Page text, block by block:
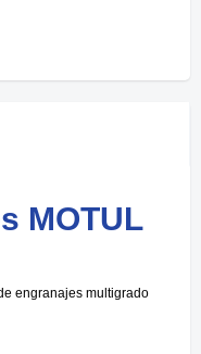
MOTUL
engranajes multigrado